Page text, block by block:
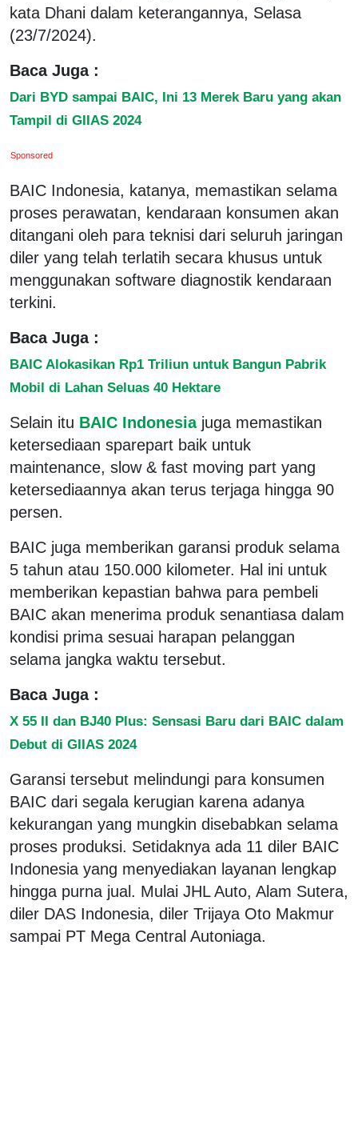
kata Dhani dalam keterangannya, Selasa
(23/7/2024).
Baca Juga :
Dari BYD sampai BAIC, Ini 13 Merek Baru yang akan
Tampil di GIIAS 2024
Sponsored
BAIC Indonesia, katanya, memastikan selama
proses perawatan, kendaraan konsumen akan
ditangani oleh para teknisi dari seluruh jaringan
diler yang telah terlatih secara khusus untuk
menggunakan software diagnostik kendaraan
terkini.
Baca Juga :
BAIC Alokasikan Rp1 Triliun untuk Bangun Pabrik
Mobil di Lahan Seluas 40 Hektare
Selain itu BAIC Indonesia juga memastikan
ketersediaan sparepart baik untuk
maintenance, slow & fast moving part yang
ketersediaannya akan terus terjaga hingga 90
persen.
BAIC juga memberikan garansi produk selama
5 tahun atau 150.000 kilometer. Hal ini untuk
memberikan kepastian bahwa para pembeli
BAIC akan menerima produk senantiasa dalam
kondisi prima sesuai harapan pelanggan
selama jangka waktu tersebut.
Baca Juga :
X 55 II dan BJ40 Plus: Sensasi Baru dari BAIC dalam
Debut di GIIAS 2024
Garansi tersebut melindungi para konsumen
BAIC dari segala kerugian karena adanya
kekurangan yang mungkin disebabkan selama
proses produksi. Setidaknya ada 11 diler BAIC
Indonesia yang menyediakan layanan lengkap
hingga purna jual. Mulai JHL Auto, Alam Sutera,
diler DAS Indonesia, diler Trijaya Oto Makmur
sampai PT Mega Central Autoniaga.